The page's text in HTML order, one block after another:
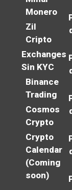
Monero
Zil
Cripto
Exchanges
Sin KYC
Binance
Trading
Cosmos
Crypto
Crypto
Calendar
(Coming
soon)